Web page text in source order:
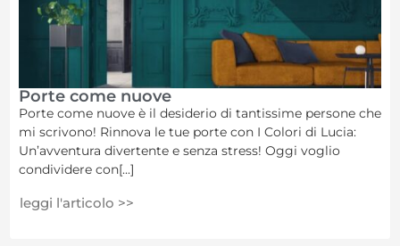
Porte come nuove
Porte come nuove è il desiderio di tantissime persone che
mi scrivono! Rinnova le tue porte con I Colori di Lucia:
Un’avventura divertente e senza stress! Oggi voglio
condividere con[...]
leggi l'articolo >>